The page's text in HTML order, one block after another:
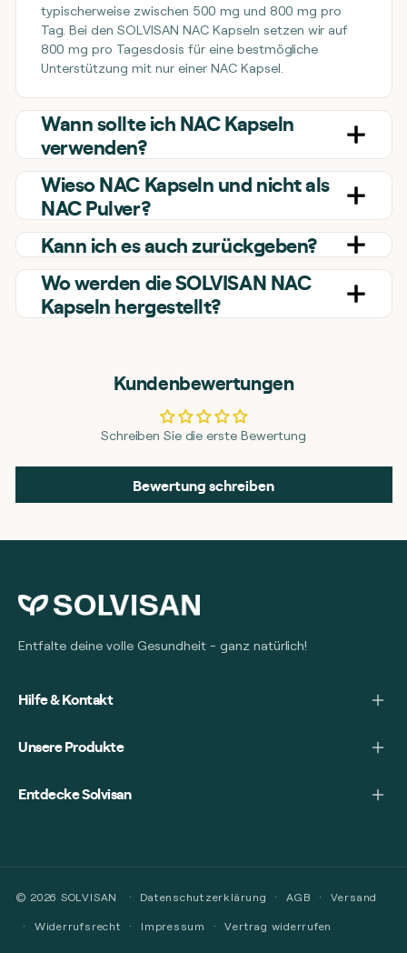
typischerweise zwischen 500 mg und 800 mg pro
Tag. Bei den SOLVISAN NAC Kapseln setzen wir auf
800 mg pro Tagesdosis für eine bestmögliche
Unterstützung mit nur einer NAC Kapsel.
Wann sollte ich NAC Kapseln
verwenden?
Wieso NAC Kapseln und nicht als
NAC Pulver?
Kann ich es auch zurückgeben?
Wo werden die SOLVISAN NAC
Kapseln hergestellt?
Kundenbewertungen
Schreiben Sie die erste Bewertung
Bewertung schreiben
Entfalte deine volle Gesundheit - ganz natürlich!
Hilfe & Kontakt
Unsere Produkte
Entdecke Solvisan
© 2026 SOLVISAN Datenschutzerklärung AGB Versand
Widerrufsrecht Impressum Vertrag widerrufen